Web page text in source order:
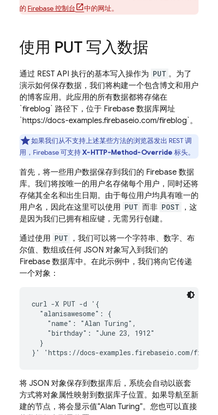
的 Firebase控制台 中的网址。
使用 PUT 写入数据
通过 REST API 执行的基本写入操作为 PUT 。为了
演示如何保存数据，我们将构建一个包含博文和用户
的博客应用。此应用的所有数据都将存储在
`fireblog` 路径下，位于 Firebase 数据库网址
`https://docs-examples.firebaseio.com/fireblog`。
如果我们从不支持上述某些方法的浏览器发出 REST 调
用，Firebase 可支持X-HTTP-Method-Override 标头。
首先，将一些用户数据保存到我们的 Firebase 数据
库。我们将按唯一的用户名存储每个用户，同时还将
存储其全名和出生日期。由于每位用户均具有唯一的
用户名，因此在这里可以使用 PUT 而非 POST
，这
是因为我们已拥有相应键，无需另行创建。
通过使用 PUT
，我们可以将一个字符串、数字、布
尔值、数组或任何 JSON 对象写入到我们的
Firebase 数据库中。在此示例中，我们将向它传递
一个对象：
curl -X PUT -d '{
  "alanisawesome": {
    "name": "Alan Turing",
    "birthday": "June 23, 1912"
  }
将 JSON 对象保存到数据库后，系统会自动以嵌套
方式将对象属性映射到数据库子位置。如果导航至新
建的节点，将会显示值“Alan Turing”。您也可以直接